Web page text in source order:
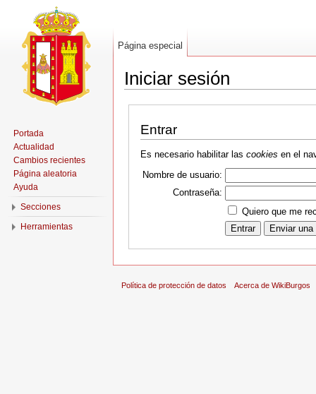
Iniciar sesión
Entrar
Es necesario habilitar las cookies en el
Nombre de usuario:
Contraseña:
Quiero que me
Página especial
Portada
Actualidad
Cambios recientes
Página aleatoria
Ayuda
Secciones
Herramientas
Política de protección de datos Acerca de WikiBurgos